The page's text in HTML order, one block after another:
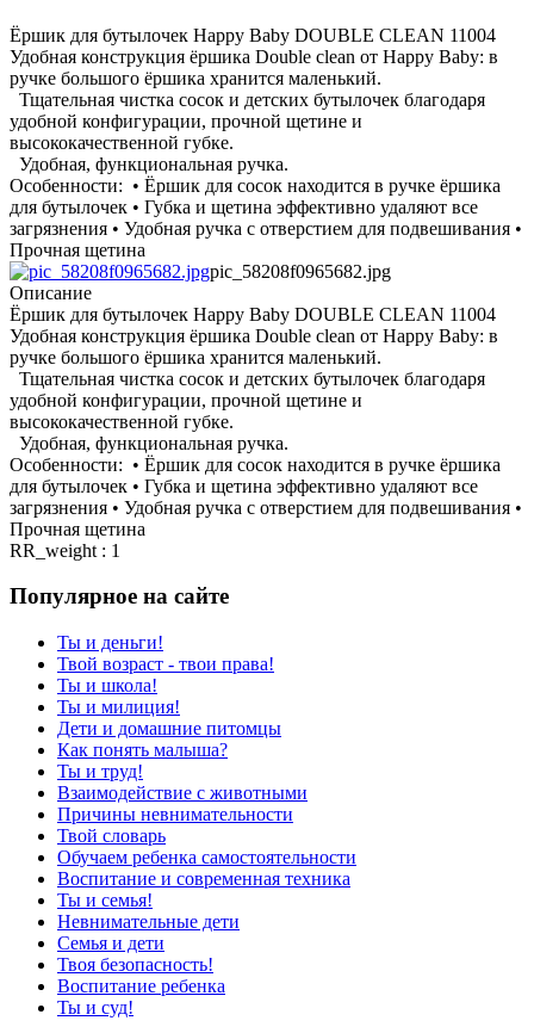
Ёршик для бутылочек Happy Baby DOUBLE CLEAN 11004
Удобная конструкция ёршика Double clean от Happy Baby: в
ручке большого ёршика хранится маленький.
Тщательная чистка сосок и детских бутылочек благодаря
удобной конфигурации, прочной щетине и
высококачественной губке.
Удобная, функциональная ручка.
Особенности: • Ёршик для сосок находится в ручке ёршика
для бутылочек • Губка и щетина эффективно удаляют все
загрязнения • Удобная ручка с отверстием для подвешивания •
Прочная щетина
pic_58208f0965682.jpg
Описание
Ёршик для бутылочек Happy Baby DOUBLE CLEAN 11004
Удобная конструкция ёршика Double clean от Happy Baby: в
ручке большого ёршика хранится маленький.
Тщательная чистка сосок и детских бутылочек благодаря
удобной конфигурации, прочной щетине и
высококачественной губке.
Удобная, функциональная ручка.
Особенности: • Ёршик для сосок находится в ручке ёршика
для бутылочек • Губка и щетина эффективно удаляют все
загрязнения • Удобная ручка с отверстием для подвешивания •
Прочная щетина
RR_weight : 1
Популярное на сайте
Ты и деньги!
Твой возраст - твои права!
Ты и школа!
Ты и милиция!
Дети и домашние питомцы
Как понять малыша?
Ты и труд!
Взаимодействие с животными
Причины невнимательности
Твой словарь
Обучаем ребенка самостоятельности
Воспитание и современная техника
Ты и семья!
Невнимательные дети
Семья и дети
Твоя безопасность!
Воспитание ребенка
Ты и суд!